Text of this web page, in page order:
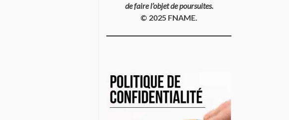
de faire l’objet de poursuites.
© 2025 FNAME.